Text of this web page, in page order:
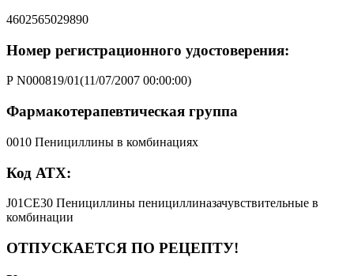
4602565029890
Номер регистрационного удостоверения:
Р N000819/01(11/07/2007 00:00:00)
Фармакотерапевтическая группа
0010 Пенициллины в комбинациях
Код АТХ:
J01CE30 Пенициллины пенициллиназачувствительные в
комбинации
ОТПУСКАЕТСЯ ПО РЕЦЕПТУ!